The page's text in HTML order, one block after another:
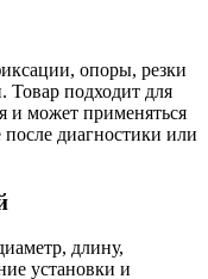
опоры, резки
подходит для
и может применяться
диагностики или
длину,
установки и